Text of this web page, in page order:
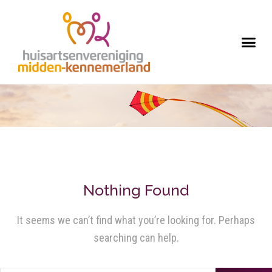
Nothing Found
It seems we can’t find what you’re looking for. Perhaps
searching can help.